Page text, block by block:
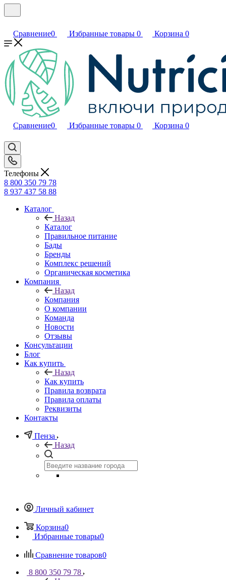
Сравнение0 Избранные товары 0 Корзина 0
Сравнение0 Избранные товары 0 Корзина 0
Телефоны
8 800 350 79 78
8 937 437 58 88
Каталог
Назад
Каталог
Правильное питание
Бады
Бренды
Комплекс решений
Органическая косметика
Компания
Назад
Компания
О компании
Команда
Новости
Отзывы
Консультации
Блог
Как купить
Назад
Как купить
Правила возврата
Правила оплаты
Реквизиты
Контакты
Пенза
Назад
Личный кабинет
Корзина0
Избранные товары0
Сравнение товаров0
8 800 350 79 78